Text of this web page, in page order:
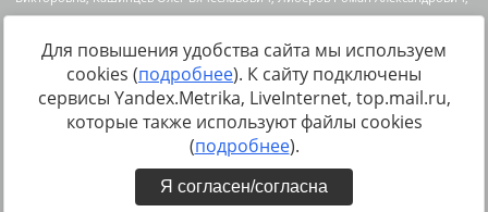
https://minjust.gov.ru/uploaded/files/reestr-
inostrannyih-agentov-22-03-2024.pdfданные на22.03.2024
Для повышения удобства сайта мы используем
cookies (подробнее). К сайту подключены
сервисы Yandex.Metrika, LiveInternet, top.mail.ru,
которые также используют файлы cookies
(подробнее).
Я согласен/согласна